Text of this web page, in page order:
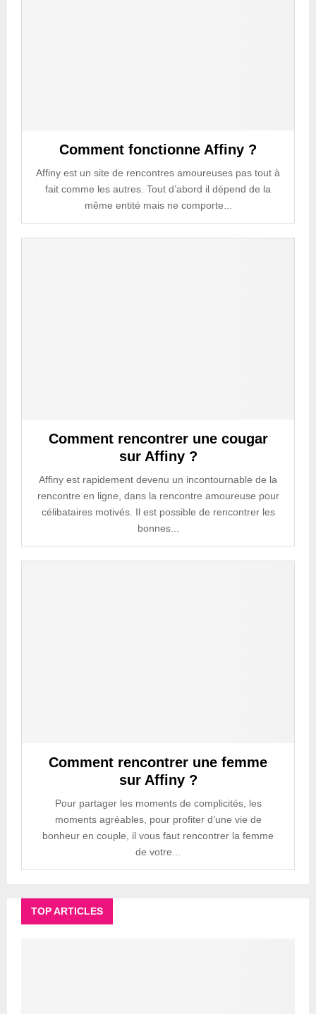
Comment fonctionne Affiny ?
Affiny est un site de rencontres amoureuses pas tout à
fait comme les autres. Tout d’abord il dépend de la
même entité mais ne comporte...
Comment rencontrer une cougar
sur Affiny ?
Affiny est rapidement devenu un incontournable de la
rencontre en ligne, dans la rencontre amoureuse pour
célibataires motivés. Il est possible de rencontrer les
bonnes...
Comment rencontrer une femme
sur Affiny ?
Pour partager les moments de complicités, les
moments agréables, pour profiter d’une vie de
bonheur en couple, il vous faut rencontrer la femme
de votre...
TOP ARTICLES